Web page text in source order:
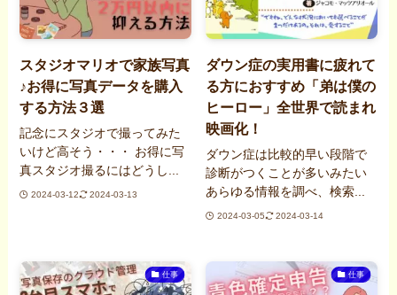
スタジオマリオで家族写真
♪お得に写真データを購入
する方法３選
記念にスタジオで撮ってみた
いけど高そう・・・ お得に写
真スタジオ撮るにはどうし...
2024-03-12 2024-03-13
ダウン症の実用書に疲れて
る方におすすめ「弟は僕の
ヒーロー」全世界で読まれ
映画化！
ダウン症は比較的早い段階で
診断がつくことが多いみたい
あらゆる情報を調べ、検索...
2024-03-05 2024-03-14
仕事 仕事